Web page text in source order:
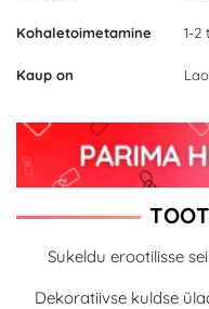
Kohaletoimetamine 1-2
Kaup on
Sukeldu erootilisse
Dekoratiivse kuldse